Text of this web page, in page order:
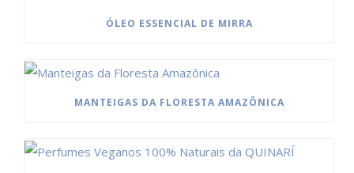
ÓLEO ESSENCIAL DE MIRRA
MANTEIGAS DA FLORESTA AMAZÔNICA